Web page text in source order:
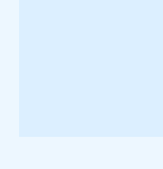
meervoudig
hoge kwaliteit
is het een
We bieden je er
met dit product